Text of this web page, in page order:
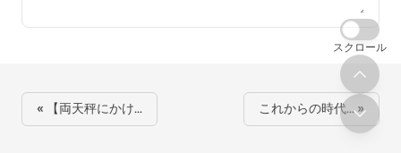
« 【両天秤にかけ… これからの時代… »
スクロール